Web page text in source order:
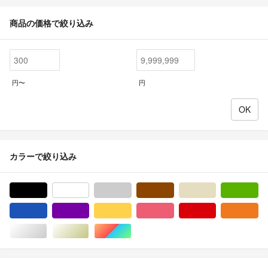
商品の価格で絞り込み
円〜 円
カラーで絞り込み
シルバー/銀色系ゴールド/金色系マルチカラー